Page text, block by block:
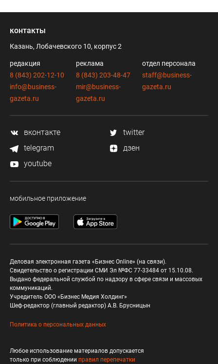
контакты
Казань, Лобачевского 10, корпус 2
редакция
8 (843) 202-12-10
info@business-
gazeta.ru
реклама
8 (843) 203-48-47
mir@business-
gazeta.ru
отдел персонала
staff@business-
gazeta.ru
вконтакте
twitter
telegram
дзен
youtube
мобильное приложение
Деловая электронная газета «Бизнес Online» (на связи).
Свидетельство о регистрации СМИ Эл №ФС 77-33484 от 15.10.08.
Выдано федеральной службой по надзору в сфере связи и массовых
коммуникаций.
Учредитель ООО «Бизнес Медия Холдинг»
Шеф-редактор (главный редактор) А.В. Брусницын
Политика о персональных данных
Любое использование материалов допускается
только при соблюдении правил перепечатки